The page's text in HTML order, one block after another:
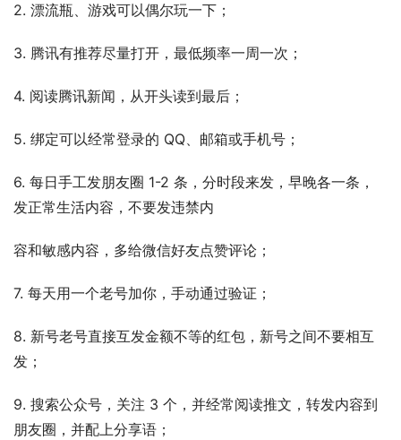
2. 漂流瓶、游戏可以偶尔玩一下；
3. 腾讯有推荐尽量打开，最低频率一周一次；
4. 阅读腾讯新闻，从开头读到最后；
5. 绑定可以经常登录的 QQ、邮箱或手机号；
6. 每日手工发朋友圈 1-2 条，分时段来发，早晚各一条，
发正常生活内容，不要发违禁内
容和敏感内容，多给微信好友点赞评论；
7. 每天用一个老号加你，手动通过验证；
8. 新号老号直接互发金额不等的红包，新号之间不要相互
发；
9. 搜索公众号，关注 3 个，并经常阅读推文，转发内容到
朋友圈，并配上分享语；